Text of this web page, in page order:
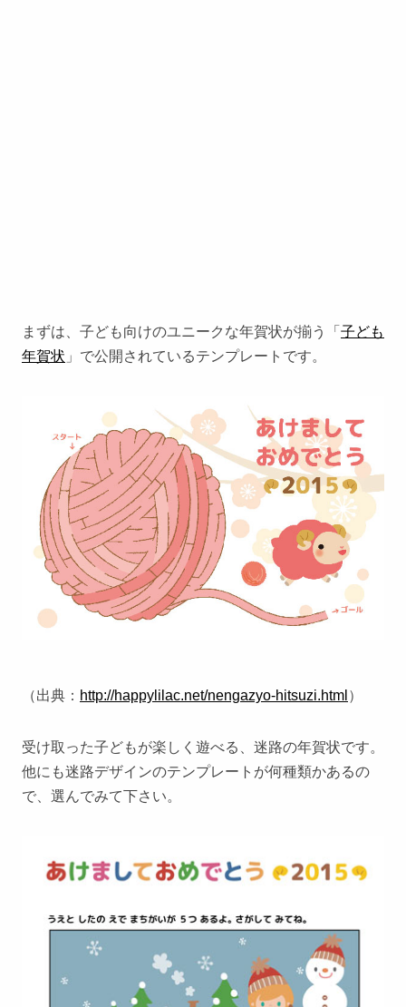
まずは、子ども向けのユニークな年賀状が揃う「 子ども
年賀状 」で公開されているテンプレートです。
（出典： http://happylilac.net/nengazyo-hitsuzi.html ）
受け取った子どもが楽しく遊べる、迷路の年賀状です。
他にも迷路デザインのテンプレートが何種類かあるの
で、選んでみて下さい。